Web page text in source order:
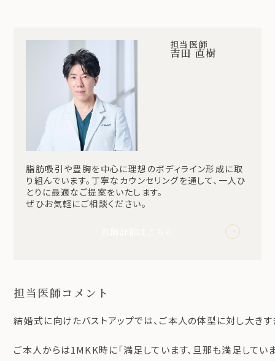
担当医師
吉田 直樹
脂肪吸引や豊胸を中心に理想のボディライン形成に取
り組んでいます。丁寧なカウンセリングを通して、一人ひ
とりに最適なご提案をいたします。
ぜひお気軽にご相談ください。
担当医師コメント
結婚式に向けたバストアップでは、ご本人の体型に対し大き
ご本人からは1MKK時に「満足しています、旦那も満足してい